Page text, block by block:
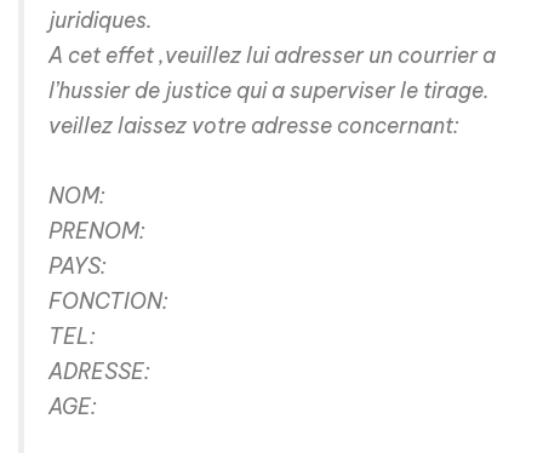
juridiques.
A cet effet ,veuillez lui adresser un courrier a
l’hussier de justice qui a superviser le tirage.
veillez laissez votre adresse concernant:
NOM:
PRENOM:
PAYS:
FONCTION:
TEL:
ADRESSE:
AGE: